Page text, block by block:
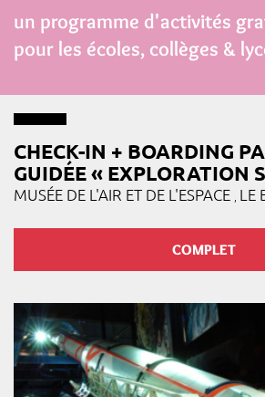
un programme d'activités
pour les écoles, collèges &
CHECK-IN + BOARDING
GUIDÉE « EXPLORATION
MUSÉE DE L'AIR ET DE L'ESPACE LE
COMPLET